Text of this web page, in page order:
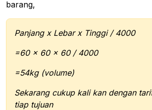
barang,
Panjang x Lebar x Tinggi / 4000
=60 x 60 x 60 / 4000
=54kg (volume)
Sekarang cukup kali kan dengan
tiap tujuan